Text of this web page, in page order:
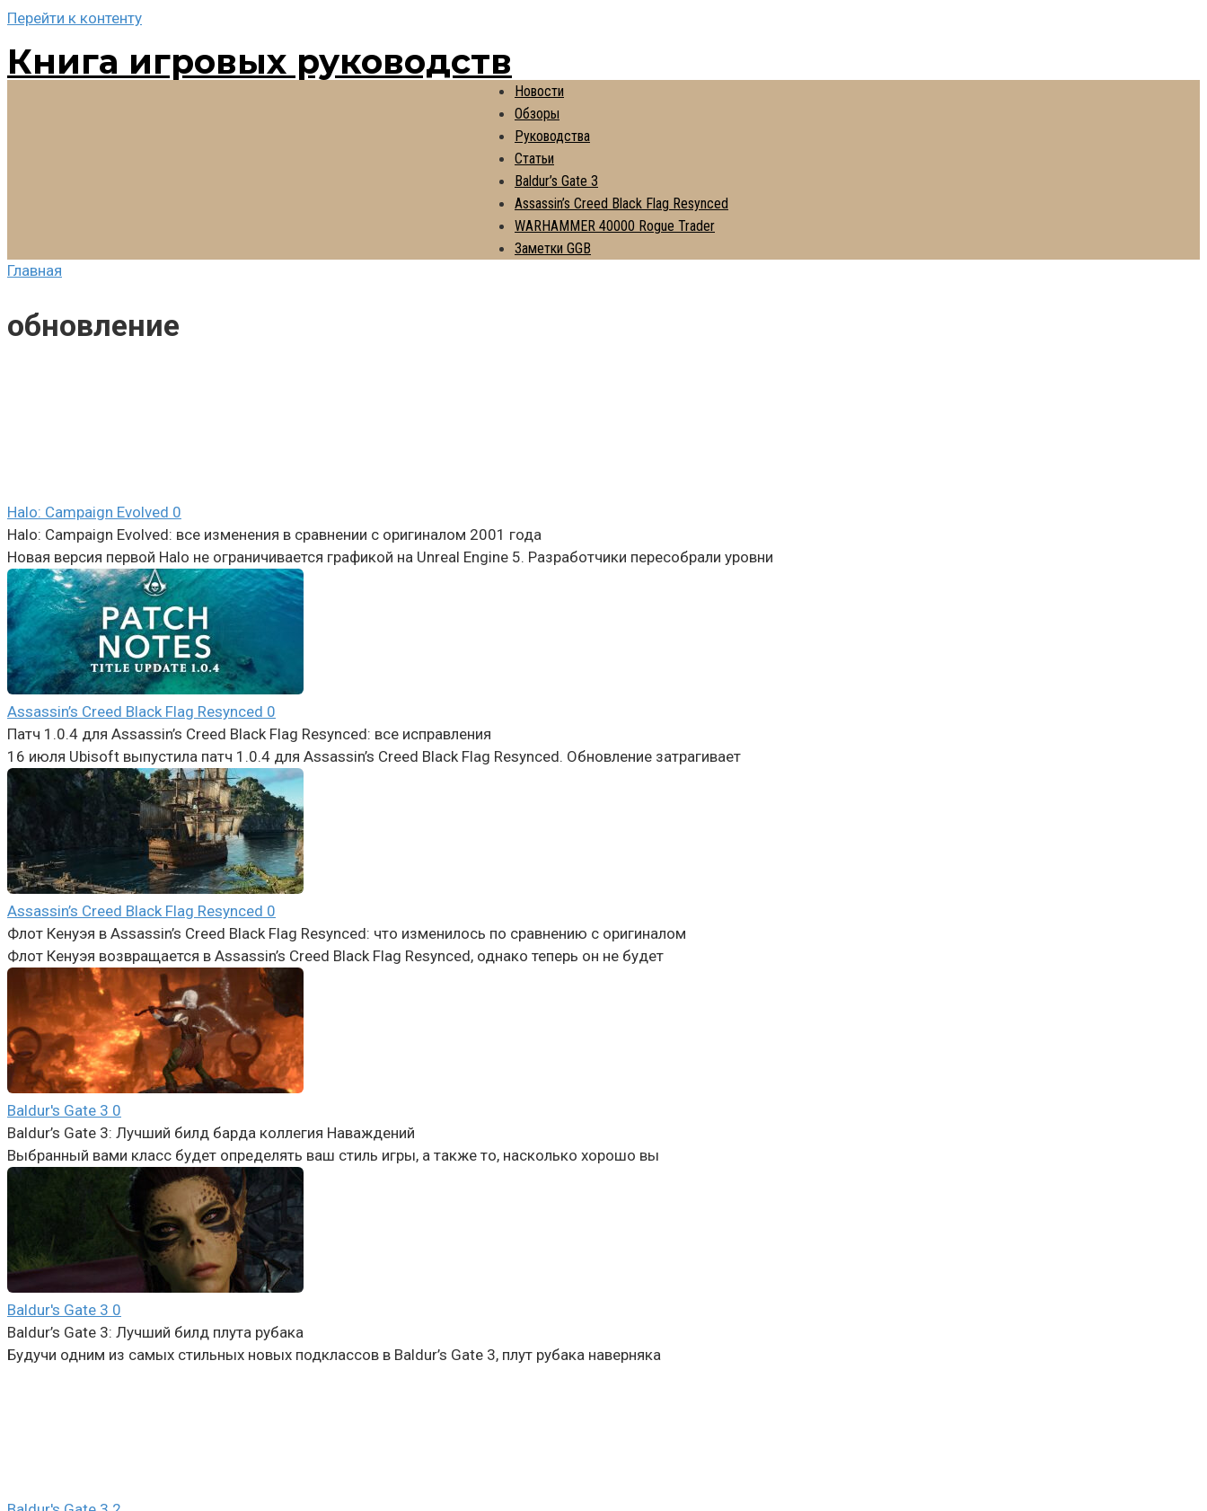
Перейти к контенту
Книга игровых руководств
Новости
Обзоры
Руководства
Статьи
Baldur’s Gate 3
Assassin’s Creed Black Flag Resynced
WARHAMMER 40000 Rogue Trader
Заметки GGB
Главная
обновление
Halo: Campaign Evolved 0
Halo: Campaign Evolved: все изменения в сравнении с оригиналом 2001 года
Новая версия первой Halo не ограничивается графикой на Unreal Engine 5. Разработчики пересобрали уровни
Assassin’s Creed Black Flag Resynced 0
Патч 1.0.4 для Assassin’s Creed Black Flag Resynced: все исправления
16 июля Ubisoft выпустила патч 1.0.4 для Assassin’s Creed Black Flag Resynced. Обновление затрагивает
Assassin’s Creed Black Flag Resynced 0
Флот Кенуэя в Assassin’s Creed Black Flag Resynced: что изменилось по сравнению с оригиналом
Флот Кенуэя возвращается в Assassin’s Creed Black Flag Resynced, однако теперь он не будет
Baldur's Gate 3 0
Baldur’s Gate 3: Лучший билд барда коллегия Наваждений
Выбранный вами класс будет определять ваш стиль игры, а также то, насколько хорошо вы
Baldur's Gate 3 0
Baldur’s Gate 3: Лучший билд плута рубака
Будучи одним из самых стильных новых подклассов в Baldur’s Gate 3, плут рубака наверняка